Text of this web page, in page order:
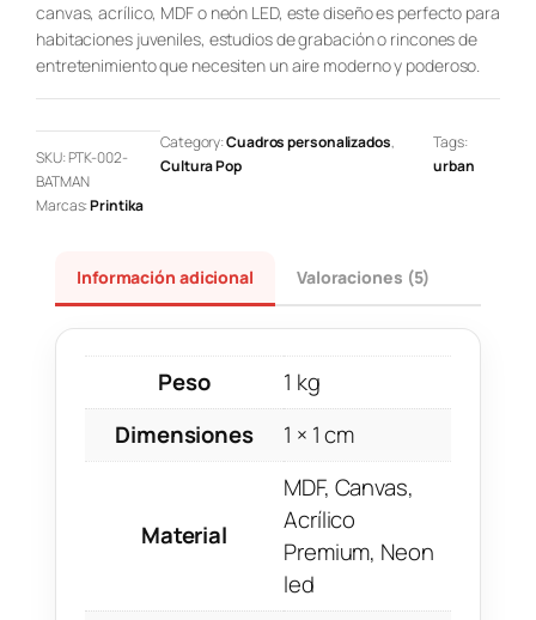
canvas, acrílico, MDF o neón LED, este diseño es perfecto para
habitaciones juveniles, estudios de grabación o rincones de
entretenimiento que necesiten un aire moderno y poderoso.
SKU:PTK-002-
BATMAN
Category:Cuadros personalizados
Cultura Pop
Tags:
urban
Marcas:Printika
Información adicional Valoraciones (5)
Peso
1 kg
Dimensiones
1 × 1 cm
Material
MDF, Canvas,
Acrílico
Premium, Neon
led